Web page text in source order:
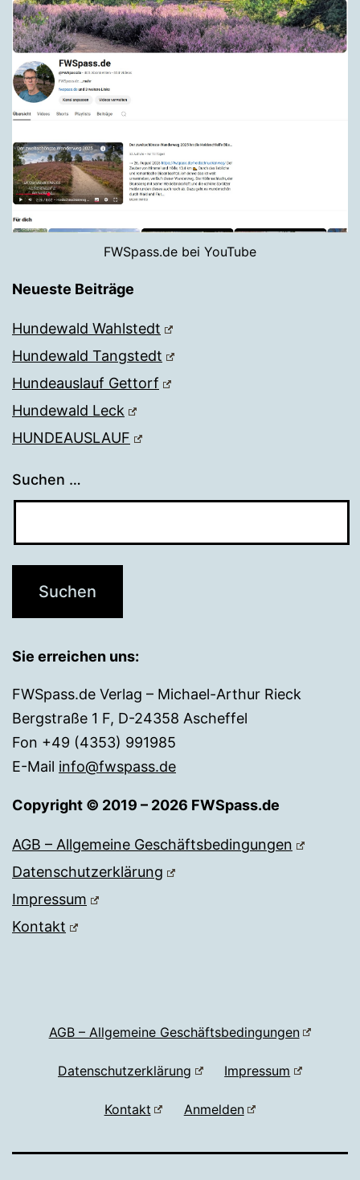
FWSpass.de bei YouTube
Neueste Beiträge
Hundewald Wahlstedt
Hundewald Tangstedt
Hundeauslauf Gettorf
Hundewald Leck
HUNDEAUSLAUF
Suchen …
Sie erreichen uns:
FWSpass.de Verlag – Michael-Arthur Rieck
Bergstraße 1 F, D-24358 Ascheffel
Fon +49 (4353) 991985
E-Mail info@fwspass.de
Copyright © 2019 – 2026 FWSpass.de
AGB – Allgemeine Geschäftsbedingungen
Datenschutzerklärung
Impressum
Kontakt
AGB – Allgemeine Geschäftsbedingungen
Datenschutzerklärung Impressum
Kontakt Anmelden